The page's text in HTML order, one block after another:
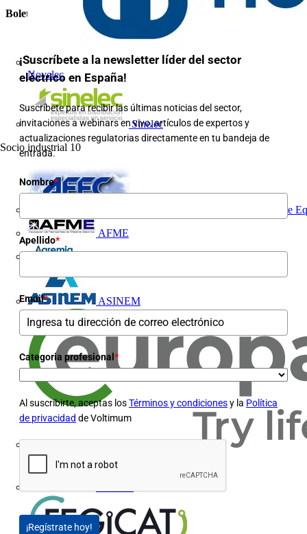
Novelec
Sinelec
Socio industrial 10
AFEC, Asociación de Fabricantes de
AFME
ASINEM
Europacable
Boletín informativo
¡Suscríbete a la newsletter líder del sector
eléctrico en España!
Suscríbete para recibir las últimas noticias del sector,
invitaciones a webinars en vivo, artículos de expertos y
actualizaciones regulatorias directamente en tu bandeja de
entrada.
Nombre*
Apellido*
Email*
Categoria profesional *
Al suscribirte, aceptas losTérminos y condicionesy la Política
de privacidad de Voltimum
¡Regístrate hoy!